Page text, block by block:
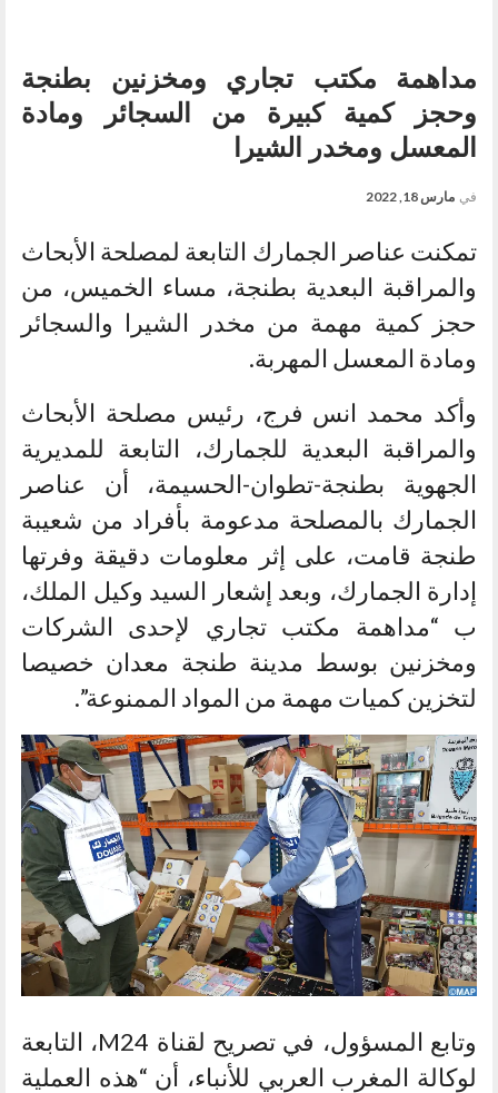
مداهمة مكتب تجاري ومخزنين بطنجة
وحجز كمية كبيرة من السجائر ومادة
المعسل ومخدر الشيرا
في مارس 18, 2022
تمكنت عناصر الجمارك التابعة لمصلحة الأبحاث
والمراقبة البعدية بطنجة، مساء الخميس، من
حجز كمية مهمة من مخدر الشيرا والسجائر
ومادة المعسل المهربة.
وأكد محمد انس فرج، رئيس مصلحة الأبحاث
والمراقبة البعدية للجمارك، التابعة للمديرية
الجهوية بطنجة-تطوان-الحسيمة، أن عناصر
الجمارك بالمصلحة مدعومة بأفراد من شعيبة
طنجة قامت، على إثر معلومات دقيقة وفرتها
إدارة الجمارك، وبعد إشعار السيد وكيل الملك،
ب “مداهمة مكتب تجاري لإحدى الشركات
ومخزنين بوسط مدينة طنجة معدان خصيصا
لتخزين كميات مهمة من المواد الممنوعة”.
وتابع المسؤول، في تصريح لقناة M24، التابعة
لوكالة المغرب العربي للأنباء، أن “هذه العملية